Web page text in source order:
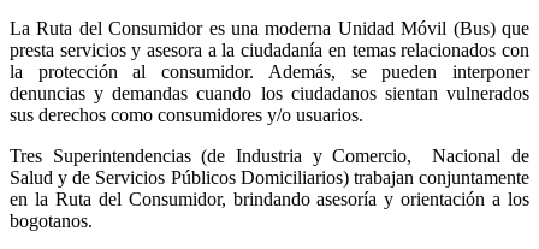
La Ruta del Consumidor es una moderna Unidad Móvil (Bus) que
presta servicios y asesora a la ciudadanía en temas relacionados con
la protección al consumidor. Además, se pueden interponer
denuncias y demandas cuando los ciudadanos sientan vulnerados
sus derechos como consumidores y/o usuarios.
Tres Superintendencias (de Industria y Comercio, Nacional de
Salud y de Servicios Públicos Domiciliarios) trabajan conjuntamente
en la Ruta del Consumidor, brindando asesoría y orientación a los
bogotanos.